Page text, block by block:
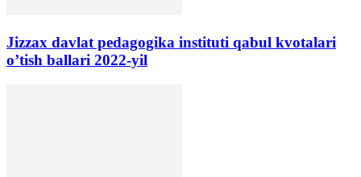
Jizzax davlat pedagogika instituti qabul kvotalari
o’tish ballari 2022-yil